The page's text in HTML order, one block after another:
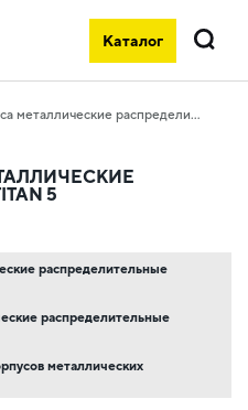
Каталог
Поиск
04.02.01.02 Корпуса металлические распределительные TITAN 5
5
распределительные
распределительные
металлических